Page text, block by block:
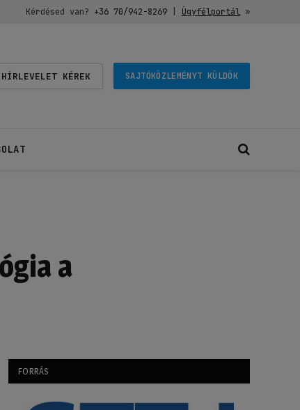
Kérdésed van? +36 70/942-8269| Ügyfélportál»
HÍRLEVELET KÉREK SAJTÓKÖZLEMÉNYT KÜLDÖK
a
FORRÁS